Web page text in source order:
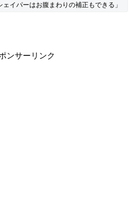
イパーはお腹まわりの補正もできる」
ンサーリンク